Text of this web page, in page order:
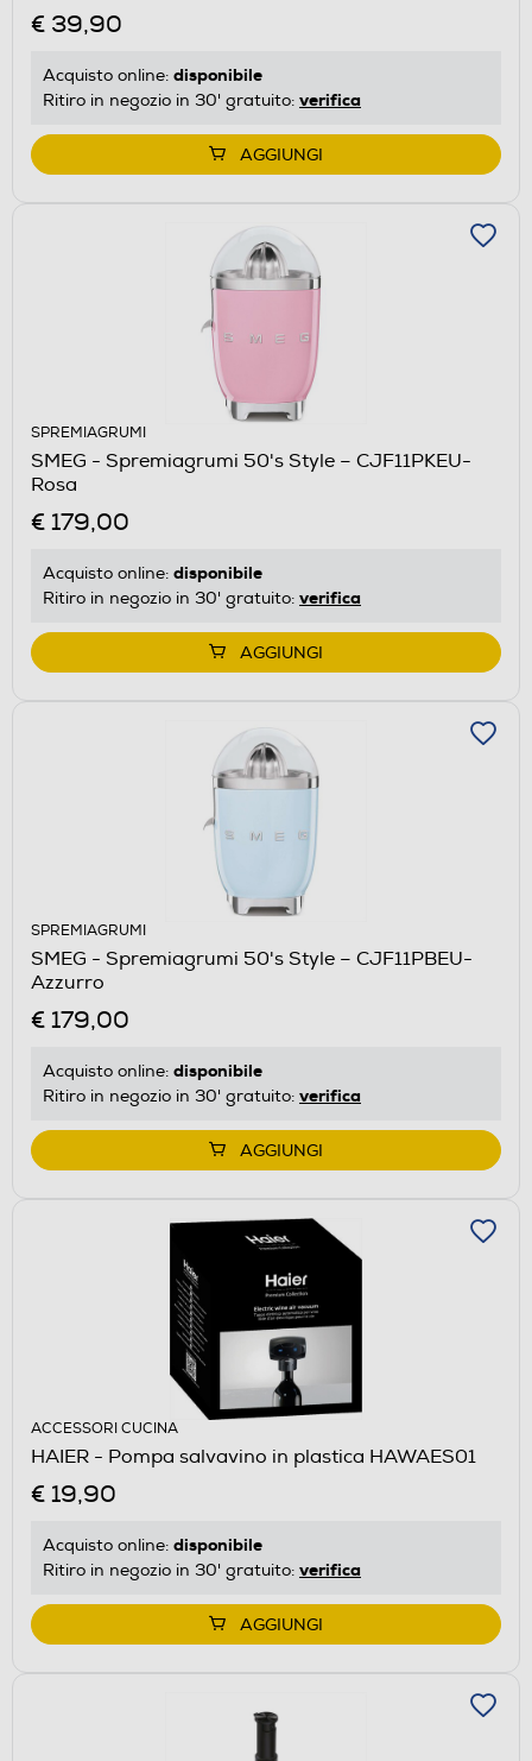
€ 39,90
Acquisto online: disponibile
Ritiro in negozio in 30' gratuito: verifica
AGGIUNGI
SPREMIAGRUMI
SMEG - Spremiagrumi 50's Style – CJF11PKEU-
Rosa
€ 179,00
Acquisto online: disponibile
Ritiro in negozio in 30' gratuito: verifica
AGGIUNGI
SPREMIAGRUMI
SMEG - Spremiagrumi 50's Style – CJF11PBEU-
Azzurro
€ 179,00
Acquisto online: disponibile
Ritiro in negozio in 30' gratuito: verifica
AGGIUNGI
ACCESSORI CUCINA
HAIER - Pompa salvavino in plastica HAWAES01
€ 19,90
Acquisto online: disponibile
Ritiro in negozio in 30' gratuito: verifica
AGGIUNGI